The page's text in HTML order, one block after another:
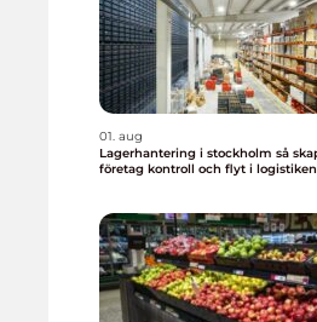
01. aug
Lagerhantering i stockholm så skapar
företag kontroll och flyt i logistiken